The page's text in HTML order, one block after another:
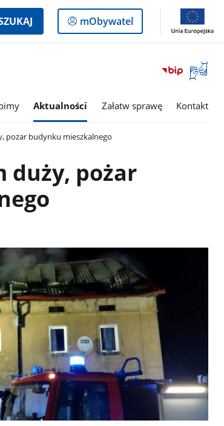
Logowanie
do
mObywatel
Otwórz
okno
Aktualności Załatw sprawę Kontakt
pożar budynku mieszkalnego
duży, pożar